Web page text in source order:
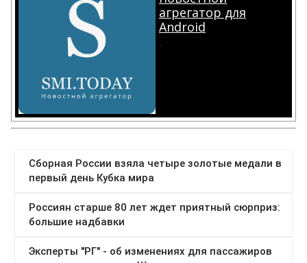
агрегатор для
Android
.